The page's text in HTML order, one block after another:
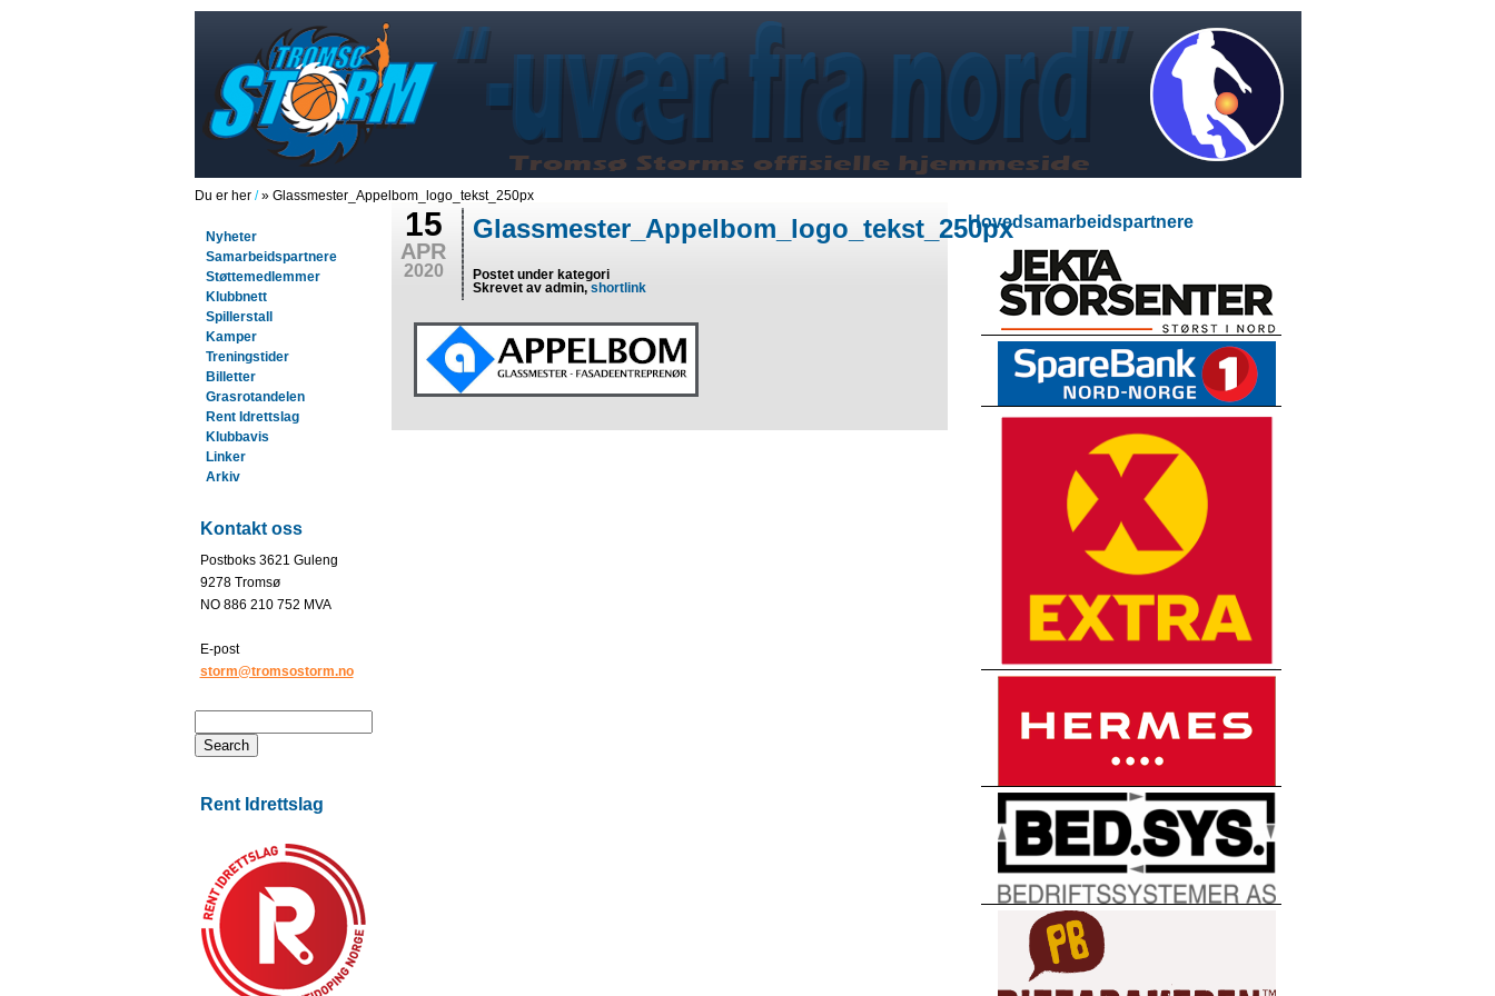
Du er her /» Glassmester_Appelbom_logo_tekst_250px
Nyheter
Samarbeidspartnere
Støttemedlemmer
Klubbnett
Spillerstall
Kamper
Treningstider
Billetter
Grasrotandelen
Rent Idrettslag
Klubbavis
Linker
Arkiv
Kontakt oss
Postboks 3621 Guleng
9278 Tromsø
NO 886 210 752 MVA
E-post
storm@tromsostorm.no
Rent Idrettslag
15
APR
2020
Glassmester_Appelbom_logo_tekst_250px
Postet under kategori
Skrevet av admin, shortlink
Hovedsamarbeidspartnere